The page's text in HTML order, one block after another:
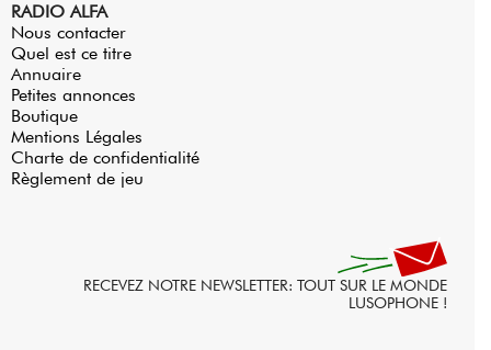
RADIO ALFA
Nous contacter
Quel est ce titre
Annuaire
Petites annonces
Boutique
Mentions Légales
Charte de confidentialité
Règlement de jeu
RECEVEZ NOTRE NEWSLETTER: TOUT SUR LE MONDE
LUSOPHONE !